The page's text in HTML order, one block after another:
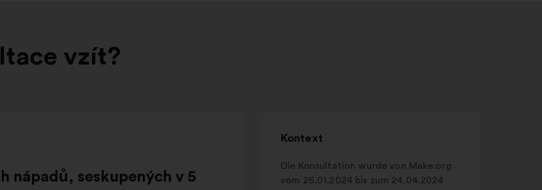
vzít?
nápadů, seskupených v 5
Kontext
Die Konsultation wurde von Make.org
vom 26.01.2024 bis zum 24.04.2024